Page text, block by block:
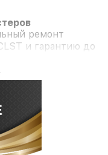
ремонт
и гарантию до